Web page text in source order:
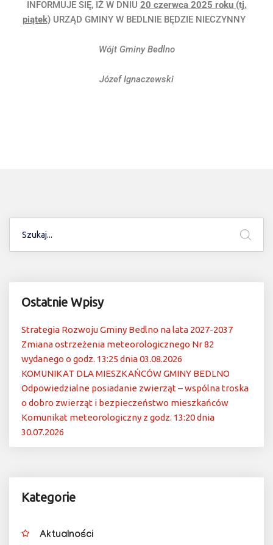
INFORMUJE SIĘ, IŻ W DNIU 20 czerwca 2025 roku (tj.
piątek) URZĄD GMINY W BEDLNIE BĘDZIE NIECZYNNY
Wójt Gminy Bedlno
Józef Ignaczewski
Ostatnie Wpisy
Strategia Rozwoju Gminy Bedlno na lata 2027-2037
Zmiana ostrzeżenia meteorologicznego Nr 82
wydanego o godz. 13:25 dnia 03.08.2026
KOMUNIKAT DLA MIESZKAŃCÓW GMINY BEDLNO
Odpowiedzialne posiadanie zwierząt – wspólna troska
o dobro zwierząt i bezpieczeństwo mieszkańców
Komunikat meteorologiczny z godz. 13:20 dnia
30.07.2026
Kategorie
Aktualności